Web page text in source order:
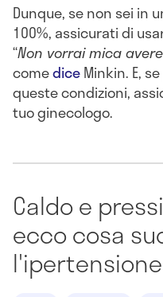
Dunque, se non sei in
100%, assicurati di
“Non vorrai mica
comediceMinkin. E,
queste condizioni,
tuo ginecologo.
Caldo e
ecco cosa